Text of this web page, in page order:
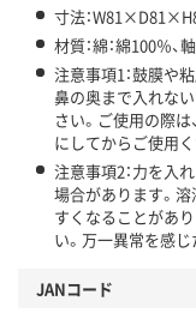
寸法：
材質：綿：綿100％、
注意事項1：鼓膜や
鼻の奥まで入れな
さい。ご使用の際
にしてからご使用く
注意事項2：力を入
場合があります。
すくなることがあ
い。万一異常を感
JANコード